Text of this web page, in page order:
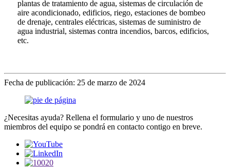
plantas de tratamiento de agua, sistemas de circulación de
aire acondicionado, edificios, riego, estaciones de bombeo
de drenaje, centrales eléctricas, sistemas de suministro de
agua industrial, sistemas contra incendios, barcos, edificios,
etc.
Fecha de publicación: 25 de marzo de 2024
¿Necesitas ayuda? Rellena el formulario y uno de nuestros
miembros del equipo se pondrá en contacto contigo en breve.